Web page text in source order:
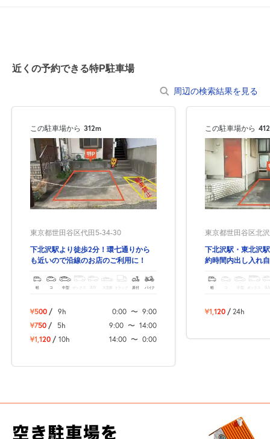
近くの予約できる特P駐車場
周辺の検索結果を見る
この駐車場から 312m
東京都世田谷区代田5-34-30
下北沢駅より徒歩2分！環七通りから
も近いので沿線のお店のご利用に！
軽 コ 中型 ボックス SUV 大型車 トラック 原付 バイク
¥500 / 9h 0:00 〜 9:00
¥750 / 5h 9:00 〜 14:00
¥1,120 / 10h 14:00 〜 0:00
この駐車場から
東京都世田谷区北
下北沢駅・東北沢
約時間内出し入れ
軽 中型 ボックス
¥1,120 / 24h
で自宅の空き を